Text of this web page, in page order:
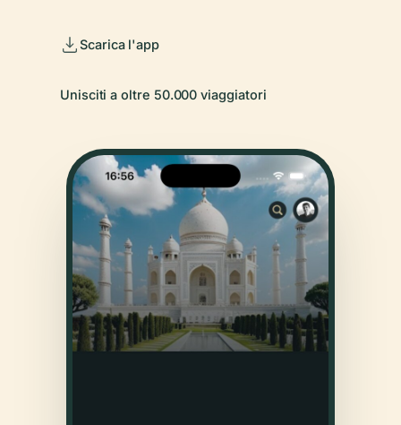
Scarica l'app
Unisciti a oltre 50.000 viaggiatori